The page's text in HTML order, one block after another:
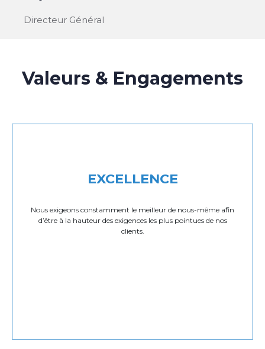
Directeur Général
Valeurs & Engagements
EXCELLENCE
Nous exigeons constamment le meilleur de nous-même afin
d’être à la hauteur des exigences les plus pointues de nos
clients.